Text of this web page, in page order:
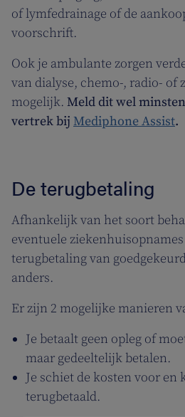
of lymfedrainage of de
voorschrift.
Ook je ambulante zorgen
van dialyse, chemo-, radio- of
mogelijk. Meld dit wel
vertrek bij Mediphone Assist.
De terugbetaling
Afhankelijk van het soort
eventuele
terugbetaling van
anders.
Er zijn 2 mogelijke manieren
Je betaalt geen opleg of
maar gedeeltelijk betalen.
Je schiet de kosten voor en
terugbetaald.